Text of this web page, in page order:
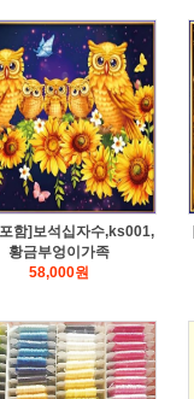
함]보석십자수,ks001,
황금부엉이가족
58,000원